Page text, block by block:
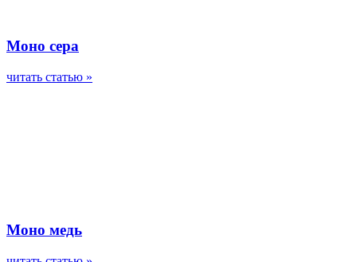
Моно сера
читать статью »
Моно медь